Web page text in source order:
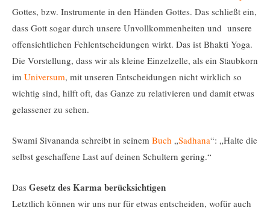
Gottes, bzw. Instrumente in den Händen Gottes. Das schließt ein,
dass Gott sogar durch unsere Unvollkommenheiten und unsere
offensichtlichen Fehlentscheidungen wirkt. Das ist Bhakti Yoga.
Die Vorstellung, dass wir als kleine Einzelzelle, als ein Staubkorn
im Universum, mit unseren Entscheidungen nicht wirklich so
wichtig sind, hilft oft, das Ganze zu relativieren und damit etwas
gelassener zu sehen.
Swami Sivananda schreibt in seinem Buch „Sadhana“: „Halte die
selbst geschaffene Last auf deinen Schultern gering.“
Das Gesetz des Karma berücksichtigen
Letztlich können wir uns nur für etwas entscheiden, wofür auch